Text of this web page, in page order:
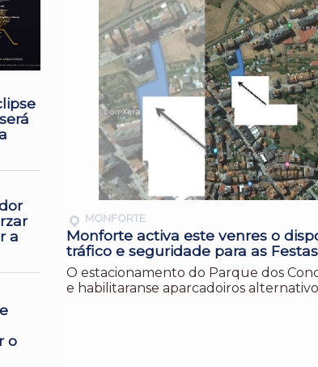
a
o
MONFORTE
Monforte activa este venres o
tráfico e seguridade para as
O estacionamento do Parque dos
e habilitaranse aparcadoiros